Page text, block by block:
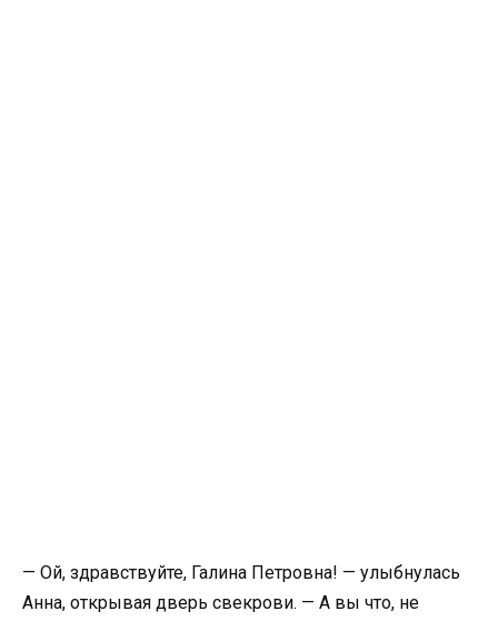
— Ой, здравствуйте, Галина Петровна! — улыбнулась
Анна, открывая дверь свекрови. — А вы что, не